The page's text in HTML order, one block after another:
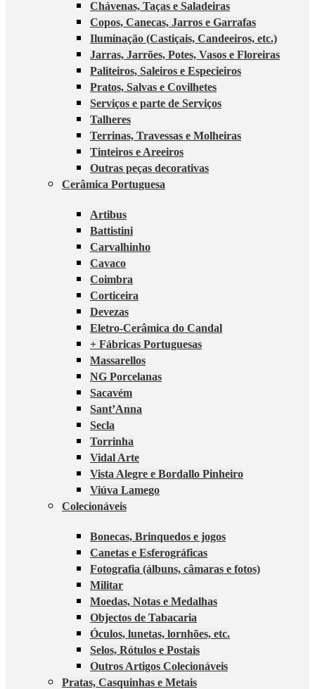
Chávenas, Taças e Saladeiras
Copos, Canecas, Jarros e Garrafas
Iluminação (Castiçais, Candeeiros, etc.)
Jarras, Jarrões, Potes, Vasos e Floreiras
Paliteiros, Saleiros e Especieiros
Pratos, Salvas e Covilhetes
Serviços e parte de Serviços
Talheres
Terrinas, Travessas e Molheiras
Tinteiros e Areeiros
Outras peças decorativas
Cerâmica Portuguesa
Artibus
Battistini
Carvalhinho
Cavaco
Coimbra
Corticeira
Devezas
Eletro-Cerâmica do Candal
+ Fábricas Portuguesas
Massarellos
NG Porcelanas
Sacavém
Sant’Anna
Secla
Torrinha
Vidal Arte
Vista Alegre e Bordallo Pinheiro
Viúva Lamego
Colecionáveis
Bonecas, Brinquedos e jogos
Canetas e Esferográficas
Fotografia (álbuns, câmaras e fotos)
Militar
Moedas, Notas e Medalhas
Objectos de Tabacaria
Óculos, lunetas, lornhões, etc.
Selos, Rótulos e Postais
Outros Artigos Colecionáveis
Pratas, Casquinhas e Metais